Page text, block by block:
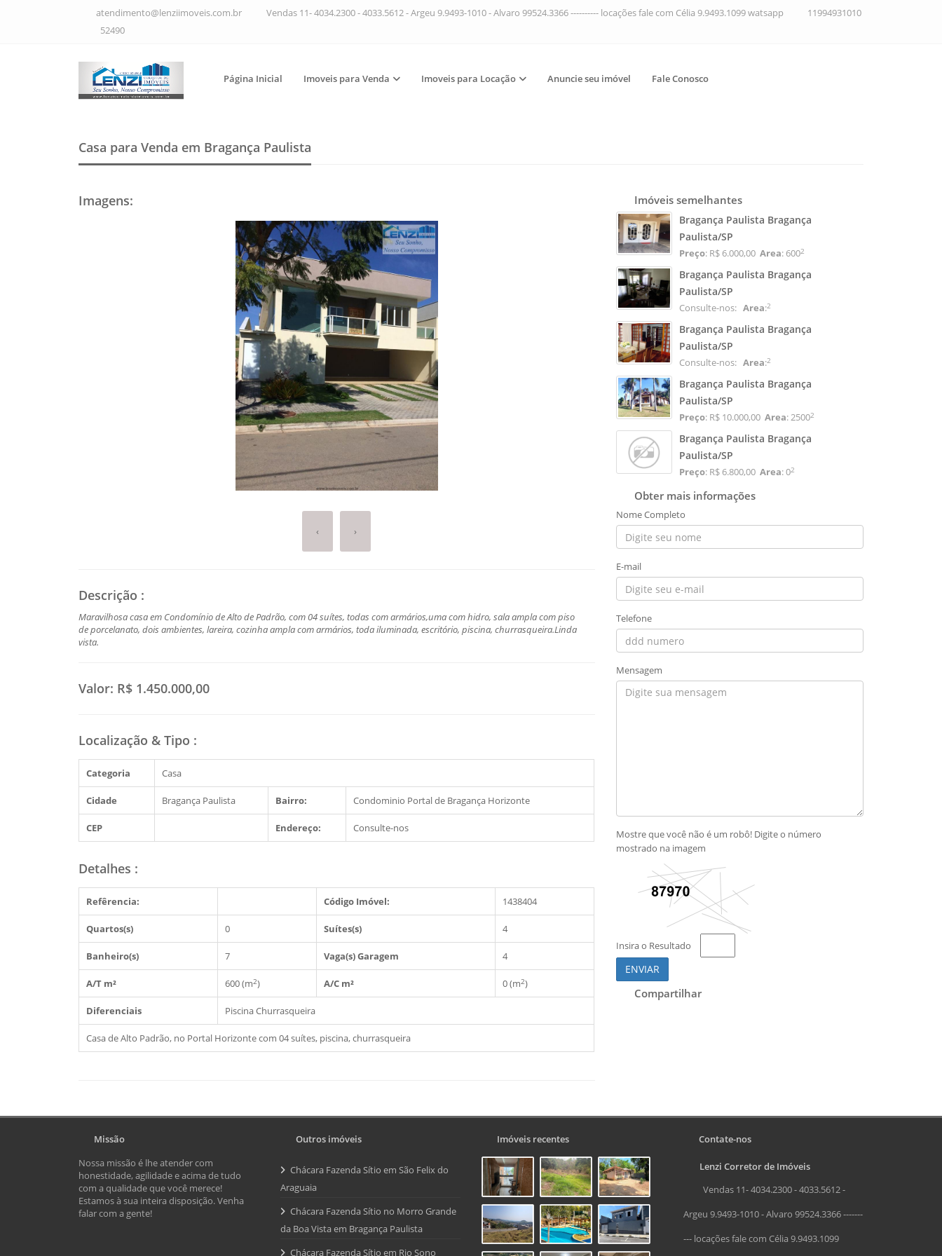
atendimento@lenziimoveis.com.br Vendas 11- 4034.2300 - 4033.5612 - Argeu 9.9493-1010 - Alvaro 99524.3366 ---------- locações fale com Célia 9.9493.1099 watsapp
11994931010
52490
Página Inicial Imoveis para Venda Imoveis para Locação Anuncie seu imóvel Fale Conosco
Casa para Venda em Bragança Paulista
Imagens:
‹ ›
Descrição :
Maravilhosa casa em Condomínio de Alto de Padrão, com 04 suítes, todas com armários,uma com hidro, sala ampla com piso
de porcelanato, dois ambientes, lareira, cozinha ampla com armários, toda iluminada, escritório, piscina, churrasqueira.Linda
vista.
Valor: R$ 1.450.000,00
Localização & Tipo :
Categoria Casa
Cidade Bragança Paulista Bairro: Condominio Portal de Bragança Horizonte
CEP Endereço: Consulte-nos
Detalhes :
Refêrencia: Código Imóvel: 1438404
Quartos(s) 0 Suítes(s) 4
Banheiro(s) 7 Vaga(s) Garagem 4
A/T m² 600 (m2) A/C m² 0 (m2)
Diferenciais PiscinaChurrasqueira
Casa de Alto Padrão, no Portal Horizonte com 04 suítes, piscina, churrasqueira
Imóveis semelhantes
Bragança Paulista Bragança
Paulista/SP
Preço: R$ 6.000,00 Area: 6002
Bragança Paulista Bragança
Paulista/SP
Consulte-nos: Area:2
Bragança Paulista Bragança
Paulista/SP
Consulte-nos: Area:2
Bragança Paulista Bragança
Paulista/SP
Preço: R$ 10.000,00 Area: 25002
Bragança Paulista Bragança
Paulista/SP
Preço: R$ 6.800,00 Area: 02
Obter mais informações
Nome Completo
E-mail
Telefone
Mensagem
Mostre que você não é um robô! Digite o número
mostrado na imagem
Insira o Resultado
ENVIAR
Compartilhar
Missão
Nossa missão é lhe atender com
honestidade, agilidade e acima de tudo
com a qualidade que você merece!
Estamos à sua inteira disposição. Venha
falar com a gente!
Outros imóveis
Chácara Fazenda Sítio em São Felix do
Araguaia
Chácara Fazenda Sítio no Morro Grande
da Boa Vista em Bragança Paulista
Chácara Fazenda Sítio em Rio Sono
Imóveis recentes Contate-nos
Lenzi Corretor de Imóveis
Vendas 11- 4034.2300 - 4033.5612 -
Argeu 9.9493-1010 - Alvaro 99524.3366 -------
--- locações fale com Célia 9.9493.1099